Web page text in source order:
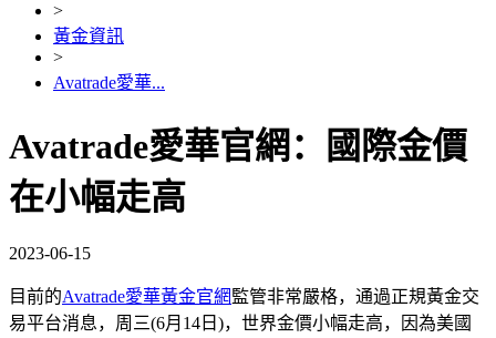
>
黃金資訊
>
Avatrade愛華...
Avatrade愛華官網：國際金價
在小幅走高
2023-06-15
目前的Avatrade愛華黃金官網監管非常嚴格，通過正規黃金交
易平台消息，周三(6月14日)，世界金價小幅走高，因為美國